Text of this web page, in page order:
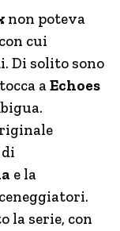
non poteva
cui
Di solito sono
aEchoes
e la
la serie, con